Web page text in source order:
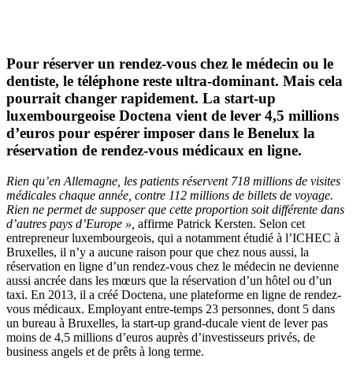
Pour réserver un rendez-vous chez le médecin ou le
dentiste, le téléphone reste ultra-dominant. Mais cela
pourrait changer rapidement. La start-up
luxembourgeoise Doctena vient de lever 4,5 millions
d’euros pour espérer imposer dans le Benelux la
réservation de rendez-vous médicaux en ligne.
Rien qu’en Allemagne, les patients réservent 718 millions de visites
médicales chaque année, contre 112 millions de billets de voyage.
Rien ne permet de supposer que cette proportion soit différente dans
d’autres pays d’Europe », affirme Patrick Kersten. Selon cet
entrepreneur luxembourgeois, qui a notamment étudié à l’ICHEC à
Bruxelles, il n’y a aucune raison pour que chez nous aussi, la
réservation en ligne d’un rendez-vous chez le médecin ne devienne
aussi ancrée dans les mœurs que la réservation d’un hôtel ou d’un
taxi. En 2013, il a créé Doctena, une plateforme en ligne de rendez-
vous médicaux. Employant entre-temps 23 personnes, dont 5 dans
un bureau à Bruxelles, la start-up grand-ducale vient de lever pas
moins de 4,5 millions d’euros auprès d’investisseurs privés, de
business angels et de prêts à long terme.